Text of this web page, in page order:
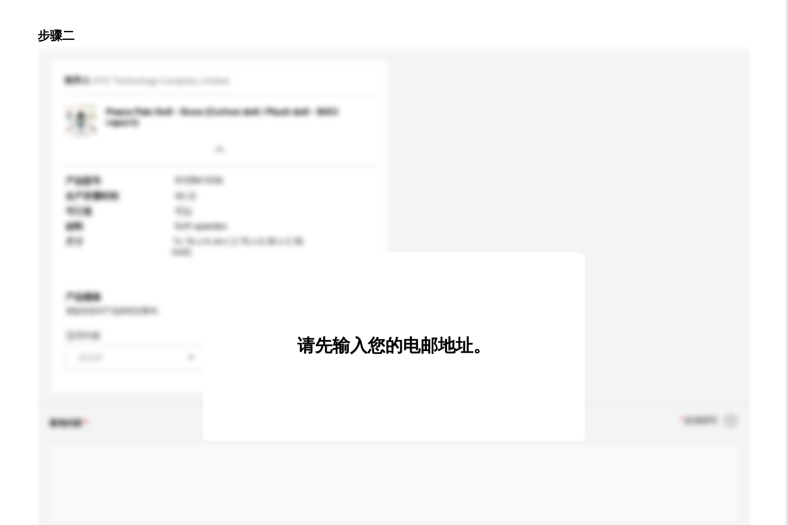
步骤二
收件人 XYZ Technology Company Limited
Peace Pals Doll - Dove (Cotton doll / Plush doll - BSCI
report)
产品型号
XYZ861056
生产所需时间
45 日
可订造
可以
材料
Soft spandex
7x 16 x 6 cm ( 2.76 x 6.30 x 2.36
inch)
产品规格
适用年龄
查询内容 必须填写
请先输入您的电邮地址。